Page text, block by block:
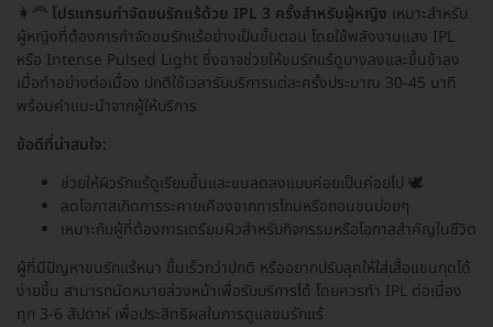
👩‍🦰 โปรแกรมกำจัดขนรักแร้ด้วย IPL 3 ครั้งสำหรับผู้หญิง เหมาะสำหรับ
ผู้หญิงที่ต้องการกำจัดขนรักแร้อย่างเป็นขั้นตอน โดยใช้พลังงานแสง IPL
หรือ Intense Pulsed Light ซึ่งอาจช่วยให้ขนรักแร้ดูบางลงและขึ้นช้าลง
เมื่อทำอย่างต่อเนื่อง ปกติใช้เวลารับบริการแต่ละครั้งประมาณ 30-45 นาที
พร้อมคำแนะนำจากผู้ให้บริการ
ข้อดีที่น่าสนใจ:
ช่วยให้ผิวรักแร้ดูเรียบขึ้นและขนลดลงแบบค่อยเป็นค่อยไป 🕊️
ลดโอกาสเกิดการระคายเคืองจากการโกนหรือถอนขนบ่อยๆ
เหมาะกับผู้ที่ต้องการเตรียมผิวสำหรับกิจกรรมหรือโอกาสสำคัญในชีวิต
ผู้ที่มีปัญหาขนรักแร้หนา ขึ้นเร็วกว่าปกติ หรืออยากปรับลุคให้ใส่เสื้อแขนกุดได้
ง่ายขึ้น สามารถนัดหมายล่วงหน้าเพื่อรับบริการได้ โดยควรทำ IPL ต่อเนื่อง
ทุก 3-6 สัปดาห์ เพื่อประสิทธิผลในการดูแลขนรักแร้